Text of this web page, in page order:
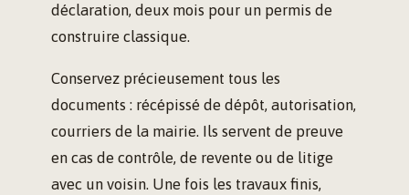
déclaration, deux mois pour un permis de
construire classique.
Conservez précieusement tous les
documents : récépissé de dépôt, autorisation,
courriers de la mairie. Ils servent de preuve
en cas de contrôle, de revente ou de litige
avec un voisin. Une fois les travaux finis,